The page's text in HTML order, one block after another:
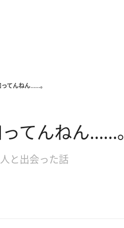
ってんねん……。
てんねん……。
と出会った話